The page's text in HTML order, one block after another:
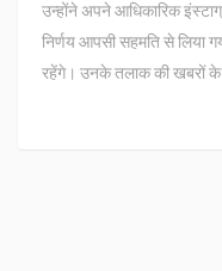
उन्होंने अपने आधिकारिक
निर्णय आपसी सहमति से
रहेंगे। उनके तलाक की खबरों के